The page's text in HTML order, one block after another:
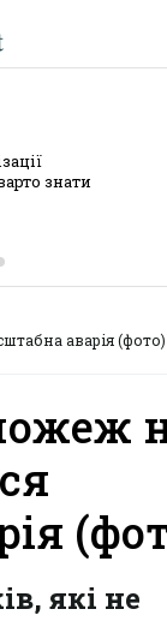
знати
аварія (фото)
які не